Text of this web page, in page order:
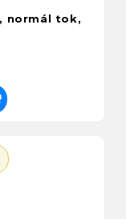
normál tok,